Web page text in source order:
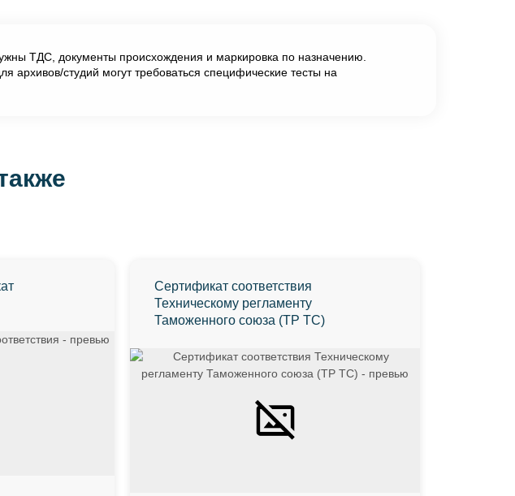
ТДС, документы происхождения и маркировка по назначению.
архивов/студий могут требоваться специфические тесты на
Сертификат соответствия
Техническому регламенту
Таможенного союза (ТР ТС)